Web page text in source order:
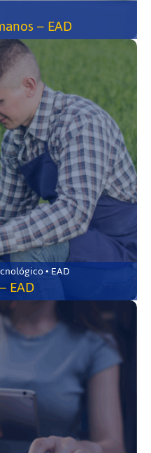
– EAD
Santo Antônio do Monte-MG • Tecnológico • EAD
EAD